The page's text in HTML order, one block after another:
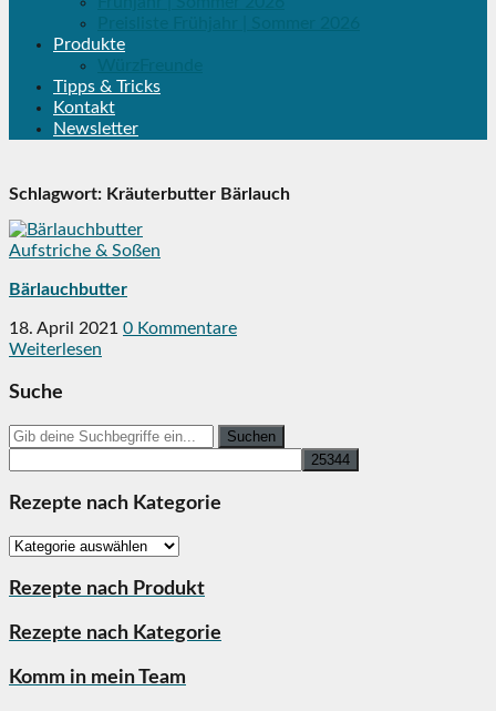
Produkte
Tipps & Tricks
Kontakt
Newsletter
Schlagwort: Kräuterbutter Bärlauch
Aufstriche & Soßen
Bärlauchbutter
18. April 2021 0 Kommentare
Weiterlesen
Suche
Search
for:
Rezepte nach Kategorie
Rezepte
Kategorie
Rezepte nach Produkt
Rezepte nach Kategorie
Komm in mein Team